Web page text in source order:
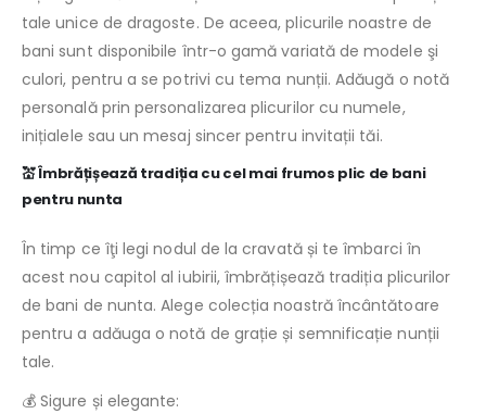
tale unice de dragoste. De aceea, plicurile noastre de
bani sunt disponibile într-o gamă variată de modele şi
culori, pentru a se potrivi cu tema nunții. Adăugă o notă
personală prin personalizarea plicurilor cu numele,
inițialele sau un mesaj sincer pentru invitații tăi.
💒 Îmbrățișează tradiția cu cel mai frumos plic de bani
pentru nunta
În timp ce îţi legi nodul de la cravată și te îmbarci în
acest nou capitol al iubirii, îmbrățișează tradiția plicurilor
de bani de nunta. Alege colecția noastră încântătoare
pentru a adăuga o notă de grație și semnificație nunții
tale.
💰 Sigure și elegante: